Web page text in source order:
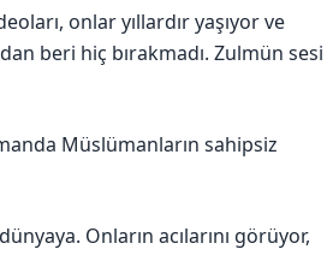
onlar yıllardır yaşıyor ve
beri hiç bırakmadı. Zulmün sesi
Müslümanların sahipsiz
Onların acılarını görüyor,